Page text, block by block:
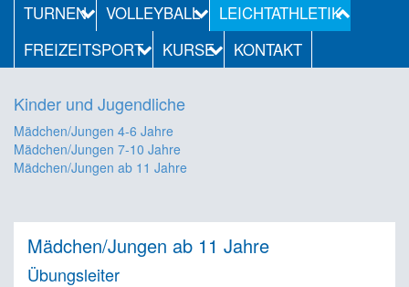
TURNEN
VOLLEYBALL
LEICHTATHLETIK
FREIZEITSPORT
KURSE KONTAKT
Kinder und Jugendliche
Mädchen/Jungen 4-6 Jahre
Mädchen/Jungen 7-10 Jahre
Mädchen/Jungen ab 11 Jahre
Mädchen/Jungen ab 11 Jahre
Übungsleiter